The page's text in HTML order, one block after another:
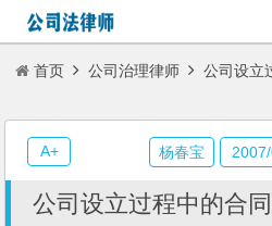
首页 公司治理律师 公司设立
(2007)
公司设立过程中的合
杨春宝
A+